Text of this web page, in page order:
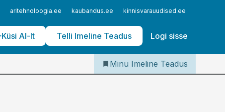
aritehnoloogia.ee kaubandus.ee kinnisvarauudised.ee
Küsi AI-lt Telli Imeline Teadus Logi sisse
Iseteenindus
Telli Imeline Teadus
Minu Imeline Teadus